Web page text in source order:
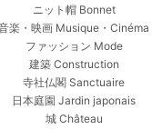
ニット帽 Bonnet
楽・映画 Musique・Cinéma
ファッション Mode
建築 Construction
寺社仏閣 Sanctuaire
日本庭園 Jardin japonais
城 Château